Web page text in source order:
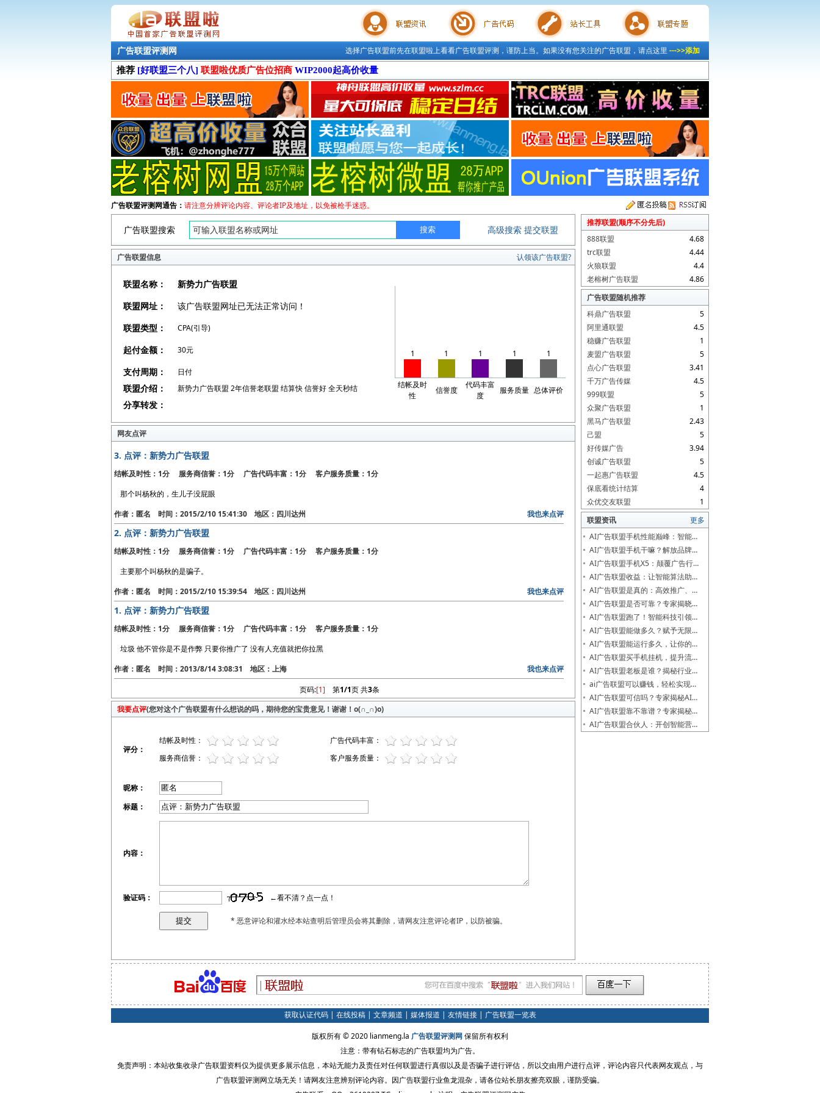
联盟学院 广告代码 站长工具 联盟专题
选择广告联盟前先在联盟啦上看看广告联盟评测，谨防上当。如果没有您关注的广告联盟，请点这里 --->>添加
广告联盟评测网
推荐 [好联盟三个八] 联盟啦优质广告位招商 WIP2000起高价收量
广告联盟评测网通告： 请注意分辨评论内容、评论者IP及地址，以免被枪手迷惑。
广告联盟搜索 高级搜索 提交联盟
广告联盟信息 认领该广告联盟?
联盟名称：
新势力广告联盟
联盟网址：
该广告联盟网址已无法正常访问！
联盟类型：
CPA(引导)
起付金额： 30元
支付周期： 日付
联盟介绍： 新势力广告联盟 2年信誉老联盟 结算快 信誉好 全天秒结
分享转发：
1 1 1 1 1
结帐及时
性
信誉度
代码丰富
度
服务质量 总体评价
网友点评
3. 点评：新势力广告联盟
结帐及时性：1分 服务商信誉：1分 广告代码丰富：1分 客户服务质量：1分
那个叫杨秋的，生儿子没屁眼
作者：匿名 时间：2015/2/10 15:41:30 地区：四川达州
我也来点评
2. 点评：新势力广告联盟
结帐及时性：1分 服务商信誉：1分 广告代码丰富：1分 客户服务质量：1分
主要那个叫杨秋的是骗子。
作者：匿名 时间：2015/2/10 15:39:54 地区：四川达州
我也来点评
1. 点评：新势力广告联盟
结帐及时性：1分 服务商信誉：1分 广告代码丰富：1分 客户服务质量：1分
垃圾 他不管你是不是作弊 只要你推广了 没有人充值就把你拉黑
作者：匿名 时间：2013/8/14 3:08:31 地区：上海
我也来点评
页码:[1] 第1/1页 共3条
我要点评(您对这个广告联盟有什么想说的吗，期待您的宝贵意见！谢谢！o(∩_∩)o)
评分：
结帐及时性：
广告代码丰富：
服务商信誉：
客户服务质量：
昵称：
标题：
内容：
验证码： ←看不清？点一点！
* 恶意评论和灌水经本站查明后管理员会将其删除，请网友注意评论者IP，以防被骗。
推荐联盟(顺序不分先后)
4.68
888联盟
4.44
trc联盟
4.4
火狼联盟
4.86
老榕树广告联盟
广告联盟随机推荐
5
科鼎广告联盟
4.5
阿里通联盟
1
稳赚广告联盟
5
麦盟广告联盟
3.41
点心广告联盟
4.5
千万广告传媒
5
999联盟
1
众聚广告联盟
2.43
黑马广告联盟
5
己盟
3.94
好传媒广告
5
创诚广告联盟
4.5
一起惠广告联盟
4
保底看统计结算
1
众优交友联盟
更多
联盟资讯
AI广告联盟手机性能巅峰：智能…
AI广告联盟手机干嘛？解放品牌…
AI广告联盟手机X5：颠覆广告行…
AI广告联盟收益：让智能算法助…
AI广告联盟是真的：高效推广、…
AI广告联盟是否可靠？专家揭晓…
AI广告联盟跑了！智能科技引领…
AI广告联盟能做多久？赋予无限…
AI广告联盟能运行多久，让你的…
AI广告联盟买手机挂机，提升流…
AI广告联盟老板是谁？揭秘行业…
ai广告联盟可以赚钱，轻松实现…
AI广告联盟可信吗？专家揭秘AI…
AI广告联盟靠不靠谱？专家揭秘…
AI广告联盟合伙人：开创智能营…
获取认证代码| 在线投稿| 文章频道 | 媒体报道 | 友情链接| 广告联盟一览表
版权所有 © 2020 lianmeng.la 广告联盟评测网保留所有权利
注意：带有钻石标志的广告联盟均为广告。
免责声明：本站收集收录广告联盟资料仅为提供更多展示信息，本站无能力及责任对任何联盟进行真假以及是否骗子进行评估，所以交由用户进行点评，评论内容只代表网友观点，与
广告联盟评测网立场无关！请网友注意辨别评论内容。因广告联盟行业鱼龙混杂，请各位站长朋友擦亮双眼，谨防受骗。